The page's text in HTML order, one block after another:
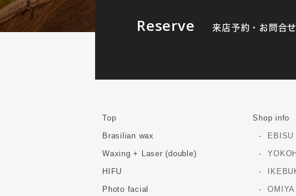
Reserve 来店予約・お問合せ
Top
Brasilian wax
Waxing + Laser (double)
HIFU
Photo facial
Shop info
EBISU
OMIYA